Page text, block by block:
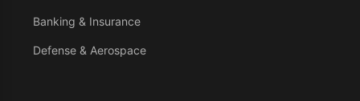
Banking & Insurance
Defense & Aerospace